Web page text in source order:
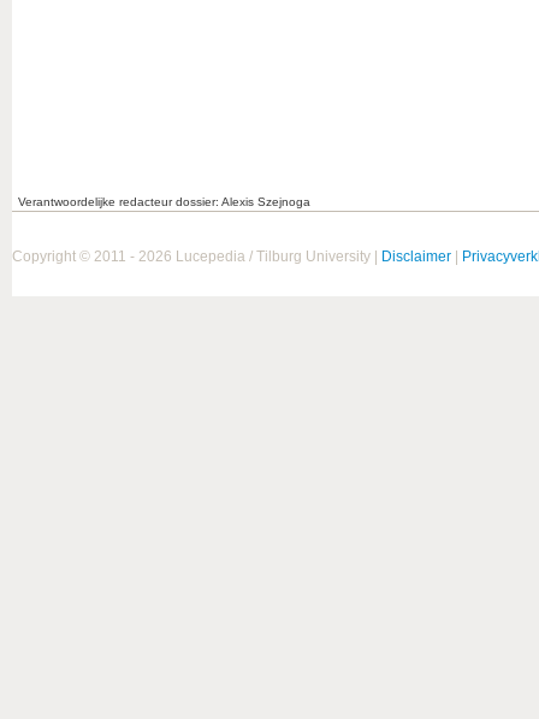
Verantwoordelijke redacteur dossier: Alexis Szejnoga
Copyright © 2011 - 2026 Lucepedia / Tilburg University | Disclaimer